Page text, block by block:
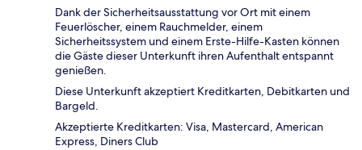
Dank der Sicherheitsausstattung vor Ort mit einem
Feuerlöscher, einem Rauchmelder, einem
Sicherheitssystem und einem Erste-Hilfe-Kasten können
die Gäste dieser Unterkunft ihren Aufenthalt entspannt
genießen.
Diese Unterkunft akzeptiert Kreditkarten, Debitkarten und
Bargeld.
Akzeptierte Kreditkarten: Visa, Mastercard, American
Express, Diners Club